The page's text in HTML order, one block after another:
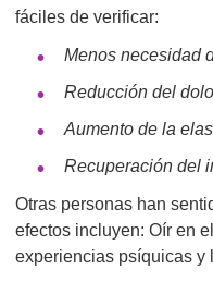
fáciles de verificar:
Menos necesidad
Reducción del
Aumento de la
Recuperación del
Otras personas han
efectos incluyen: Oír en
experiencias psíquicas y